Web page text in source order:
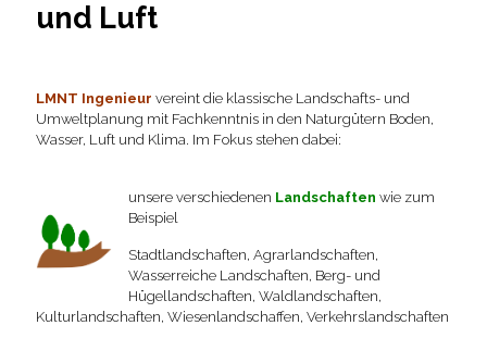
und Luft
LMNT Ingenieur vereint die klassische Landschafts- und
Umweltplanung mit Fachkenntnis in den Naturgütern Boden,
Wasser, Luft und Klima. Im Fokus stehen dabei:
unsere verschiedenen Landschaften wie zum
Beispiel
Stadtlandschaften, Agrarlandschaften,
Wasserreiche Landschaften, Berg- und
Hügellandschaften, Waldlandschaften,
Kulturlandschaften, Wiesenlandschaffen, Verkehrslandschaften